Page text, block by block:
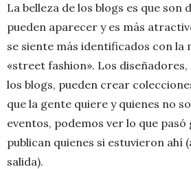
La belleza de los blogs es que
pueden aparecer y es más
se siente más identificados con la
«street fashion». Los diseñadores,
los blogs, pueden crear
que la gente quiere y quienes no
eventos, podemos ver lo que pasó
publican quienes si estuvieron ahí
salida).